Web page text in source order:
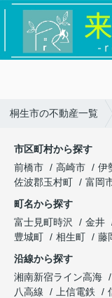
桐生市の不動産一覧
市区町村から探す
前橋市
高崎市 伊
佐波郡玉村町
富岡
町名から探す
富士見町時沢
金井
豊城町
相生町 藤
沿線から探す
湘南新宿ライン高海
八高線
上信電鉄